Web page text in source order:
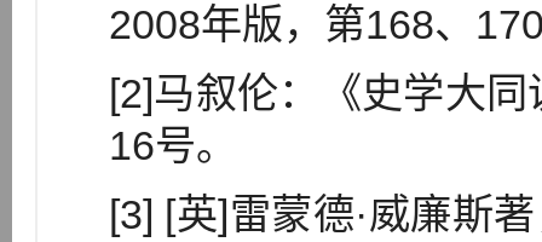
2008年版，第168、
[2]马叙伦：《史学大
16号。
[3] [英]雷蒙德·威廉斯